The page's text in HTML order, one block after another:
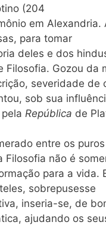
(204
em
para tomar
deles e dos
Filosofia. Gozou da
severidade de
sob sua
República de
entre os
Filosofia não é
para a vida.
sobrepusesse
inseria-se, de
ajudando os